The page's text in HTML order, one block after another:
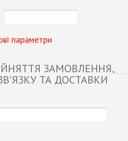
параметри
ЗАМОВЛЕННЯ,
ТА ДОСТАВКИ